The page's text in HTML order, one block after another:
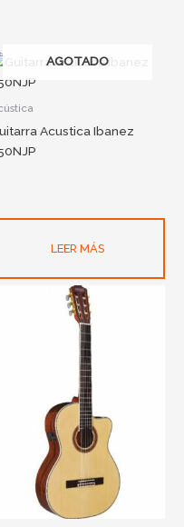
AGOTADO
Acustica Ibanez
LEER MÁS